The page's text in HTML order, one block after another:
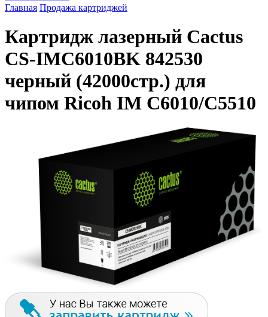
Главная Продажа картриджей
Картридж лазерный Cactus
CS-IMC6010BK 842530
черный (42000стр.) для
чипом Ricoh IM C6010/C5510